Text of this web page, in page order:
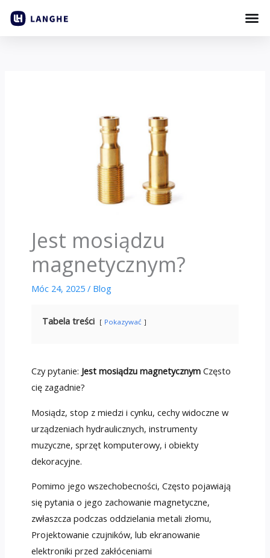
Jest mosiądzu
magnetycznym?
Móc 24, 2025 / Blog
Tabela treści Pokazywać
Czy pytanie: Jest mosiądzu magnetycznymCzęsto
cię zagadnie?
Mosiądz, stop z miedzi i cynku, cechy widoczne w
urządzeniach hydraulicznych, instrumenty
muzyczne, sprzęt komputerowy, i obiekty
dekoracyjne.
Pomimo jego wszechobecności, Często pojawiają
się pytania o jego zachowanie magnetyczne,
zwłaszcza podczas oddzielania metali złomu,
Projektowanie czujników, lub ekranowanie
elektroniki przed zakłóceniami